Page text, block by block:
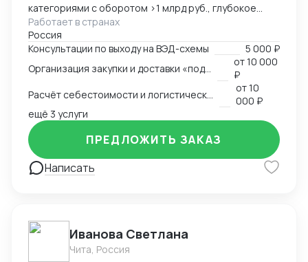
категориями с оборотом >1 млрд руб., глубокое
понимание коммерческой стороны закупок.
Ключевые компетенции: — Организация полного
цикла ВЭД «под ключ»: от поиска поставщика до
доставки на склад клиента — Работа с китайскими
поставщиками: переговоры, контроль качества,
оплата — Таможенное оформление, подбор
сертификации, подготовка документов —
Международная логистика: поиск брокеров, расчёт
маршрутов, мониторинг цен — Расчёт
себестоимости и контроль маржинальности сделок
— Опыт поставок в условиях санкционных
удалённая работа, полная автономность
Работает в странах
Россия
Консультации по выходу на ВЭД-схемы
5 000 ₽
от10 000
₽
от10
000 ₽
ещё 3 услуги
Написать
ПРЕДЛОЖИТЬ ЗАКАЗ
Иванова Светлана
Чита, Россия